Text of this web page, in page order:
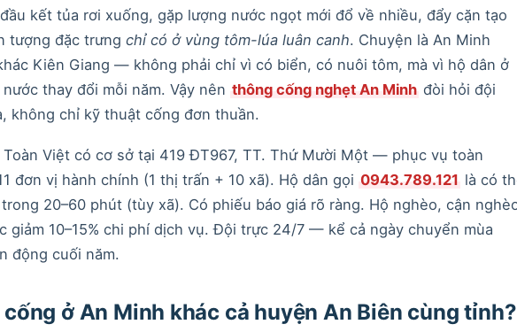
kết tủa rơi xuống, gặp lượng nước ngọt mới đổ về nhiều, đẩy cặn tạo
tượng đặc trưng chỉ có ở vùng tôm-lúa luân canh. Chuyện là An Minh
Kiên Giang — không phải chỉ vì có biển, có nuôi tôm, mà vì hộ dân ở
thay đổi mỗi năm. Vậy nên thông cống nghẹt An Minh đòi hỏi đội
không chỉ kỹ thuật cống đơn thuần.
Việt có cơ sở tại 419 ĐT967, TT. Thứ Mười Một — phục vụ toàn
đơn vị hành chính (1 thị trấn + 10 xã). Hộ dân gọi 0943.789.121 là có
20–60 phút (tùy xã). Có phiếu báo giá rõ ràng. Hộ nghèo, cận
giảm 10–15% chi phí dịch vụ. Đội trực 24/7 — kể cả ngày chuyển mùa
động cuối năm.
ở An Minh khác cả huyện An Biên cùng tỉnh?